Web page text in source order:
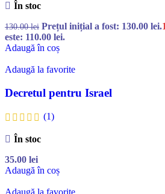
În stoc
130.00lei Prețul inițial a fost: 130.00 lei.
este: 110.00 lei.
Adaugă în coș
Adaugă la favorite
Decretul pentru Israel
(1)
În stoc
35.00 lei
Adaugă în coș